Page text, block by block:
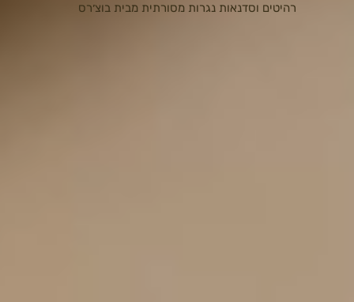
רהיטים וסדנאות נגרות מסורתית מבית בוצ׳רס